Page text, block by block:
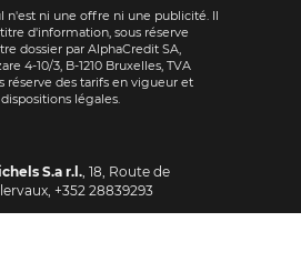
n'est ni une offre ni une publicité. Il
d'information, sous réserve
dossier par AlphaCredit SA,
4-10/3, B-1210 Bruxelles, TVA
réserve des tarifs en vigueur et
légales.
S.a r.l. 18, Route de
+352 28839293